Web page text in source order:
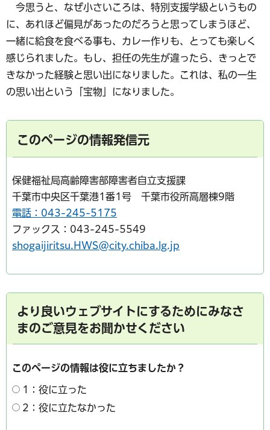
今思うと、なぜ小さいころは、特別支援学級というもの
に、あれほど偏見があったのだろうと思ってしまうほど、
一緒に給食を食べる事も、カレー作りも、とっても楽しく
感じられました。もし、担任の先生が違ったら、きっとで
きなかった経験と思い出になりました。これは、私の一生
の思い出という「宝物」になりました。
このページの情報発信元
保健福祉局高齢障害部障害者自立支援課
千葉市中央区千葉港1番1号 千葉市役所高層棟9階
電話：043-245-5175
ファックス：043-245-5549
shogaijiritsu.HWS@city.chiba.lg.jp
より良いウェブサイトにするためにみなさ
まのご意見をお聞かせください
このページの情報は役に立ちましたか？
1：役に立った
2：役に立たなかった